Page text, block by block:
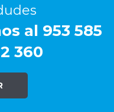
al 953 585
360